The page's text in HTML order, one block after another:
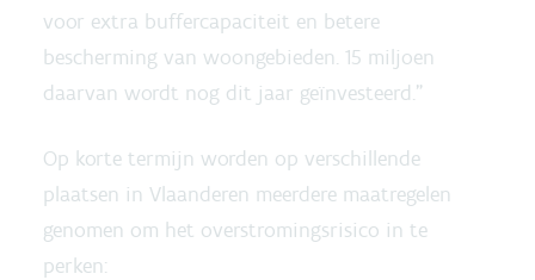
voor extra buffercapaciteit en betere
bescherming van woongebieden. 15 miljoen
daarvan wordt nog dit jaar geïnvesteerd.”
Op korte termijn worden op verschillende
plaatsen in Vlaanderen meerdere maatregelen
genomen om het overstromingsrisico in te
perken: